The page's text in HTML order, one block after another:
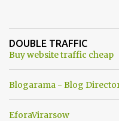
ancora una fantasia Nato o
una guerra mondiale che
DOUBLE TRAFFIC
Buy website traffic cheap
Blogarama - Blog
EforaVirarsow